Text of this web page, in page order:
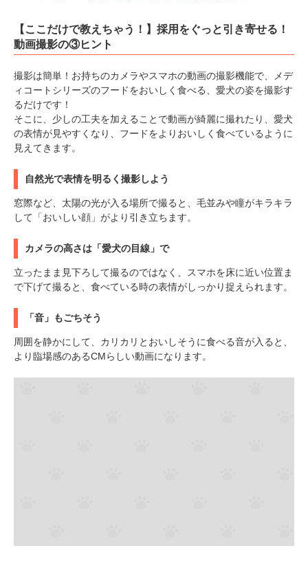
【ここだけで教えちゃう！】採用をぐっと引き寄せる！
動画撮影の③ヒント
撮影は簡単！お持ちのカメラやスマホの動画の撮影機能で、メデ
ィコートシリーズのフードをおいしく食べる、愛犬の姿を撮影す
るだけです！
そこに、少しの工夫を加えることで動画が綺麗に撮れたり、愛犬
の表情が見やすくなり、フードをよりおいしく食べているように
見えてきます。
自然光で表情を明るく撮影しよう
窓際など、太陽の光が入る場所で撮ると、毛並みや瞳がキラキラ
して「おいしい顔」がより引き立ちます。
カメラの高さは「愛犬の目線」で
立ったまま見下ろして撮るのではなく、スマホを床に近い位置ま
で下げて撮ると、食べている時の表情がしっかり捉えられます。
「音」もごちそう
周囲を静かにして、カリカリとおいしそうに食べる音が入ると、
より臨場感のあるCMらしい動画になります。